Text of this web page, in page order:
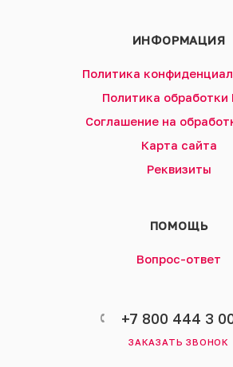
ИНФОРМАЦИЯ
Политика
Политика обработки
Соглашение на
Карта сайта
Реквизиты
ПОМОЩЬ
Вопрос-ответ
+7 800 444 3
ЗАКАЗАТЬ ЗВОНОК